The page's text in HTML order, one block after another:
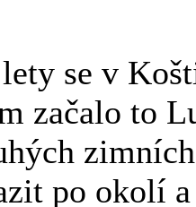
se v
začalo to
po okolí